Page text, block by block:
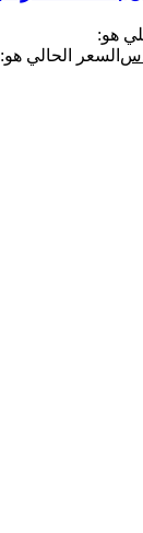
هو:
السعر الحالي هو: 1,879.00 ر.س.